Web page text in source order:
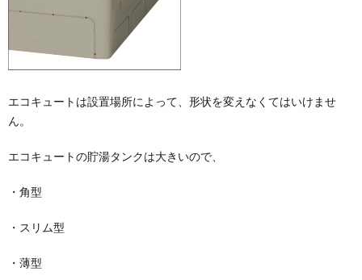
エコキュートは設置場所によって、形状を変えなくてはいけませ
ん。
エコキュートの貯湯タンクは大きいので、
・角型
・スリム型
・薄型